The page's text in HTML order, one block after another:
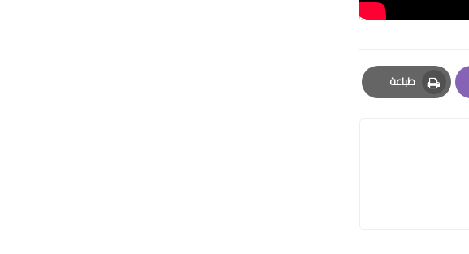
طباعة
Print